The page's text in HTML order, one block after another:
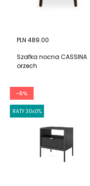
PLN 489.00
Szafka nocna CASSINA
orzech
-6%
RATY 30x0%